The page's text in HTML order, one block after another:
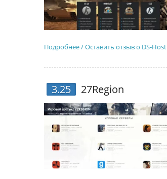
Подробнее / Оставить отзыв о DS-Host
3.25 27Region